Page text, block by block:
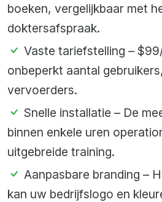
boeken, vergelijkbaar met
doktersafspraak.
Vaste tariefstelling –
onbeperkt aantal
vervoerders.
Snelle installatie – De
binnen enkele uren
uitgebreide training.
Aanpasbare branding –
kan uw bedrijfslogo en